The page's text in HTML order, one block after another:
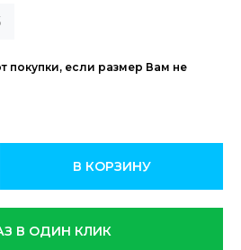
покупки, если размер Вам не
В КОРЗИНУ
В ОДИН КЛИК